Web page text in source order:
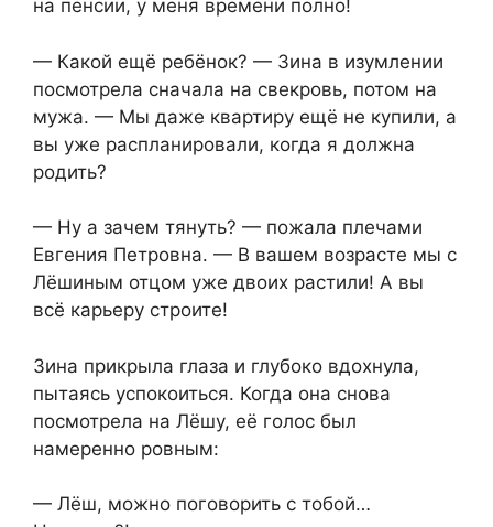
на пенсии, у меня времени полно!
— Какой ещё ребёнок? — Зина в изумлении
посмотрела сначала на свекровь, потом на
мужа. — Мы даже квартиру ещё не купили, а
вы уже распланировали, когда я должна
родить?
— Ну а зачем тянуть? — пожала плечами
Евгения Петровна. — В вашем возрасте мы с
Лёшиным отцом уже двоих растили! А вы
всё карьеру строите!
Зина прикрыла глаза и глубоко вдохнула,
пытаясь успокоиться. Когда она снова
посмотрела на Лёшу, её голос был
намеренно ровным:
— Лёш, можно поговорить с тобой…